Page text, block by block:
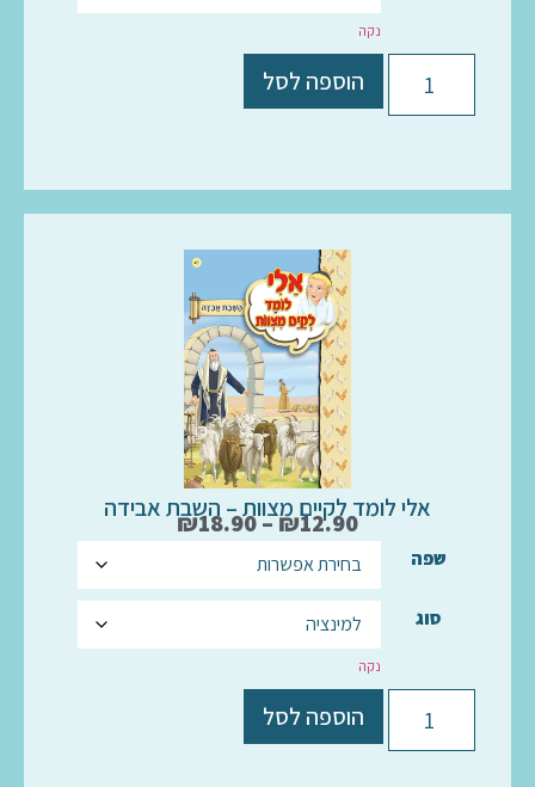
נקה
הוספה לסל
אלי לומד לקיים מצוות – השבת אבידה
₪12.90
–
₪18.90
שפה
סוג
נקה
הוספה לסל